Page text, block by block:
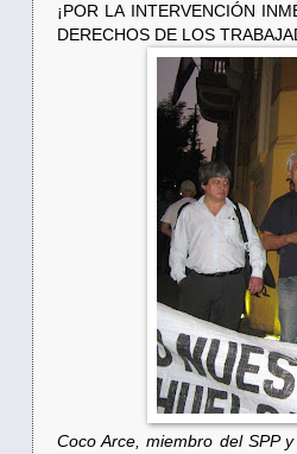
¡POR LA INTERVENCIÓN
DERECHOS DE LOS
Coco Arce, miembro del SPP